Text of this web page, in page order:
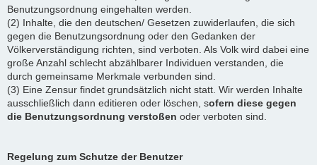
Benutzungsordnung eingehalten werden.
(2) Inhalte, die den deutschen/ Gesetzen zuwiderlaufen, die sich
gegen die Benutzungsordnung oder den Gedanken der
Völkerverständigung richten, sind verboten. Als Volk wird dabei eine
große Anzahl schlecht abzählbarer Individuen verstanden, die
durch gemeinsame Merkmale verbunden sind.
(3) Eine Zensur findet grundsätzlich nicht statt. Wir werden Inhalte
ausschließlich dann editieren oder löschen, sofern diese gegen
die Benutzungsordnung verstoßen oder verboten sind.
Regelung zum Schutze der Benutzer